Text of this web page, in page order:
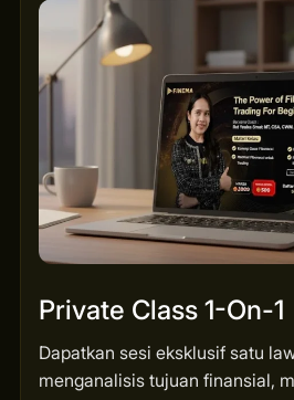
Private Class 1-On-1
Dapatkan sesi eksklusif satu
menganalisis tujuan finansial,